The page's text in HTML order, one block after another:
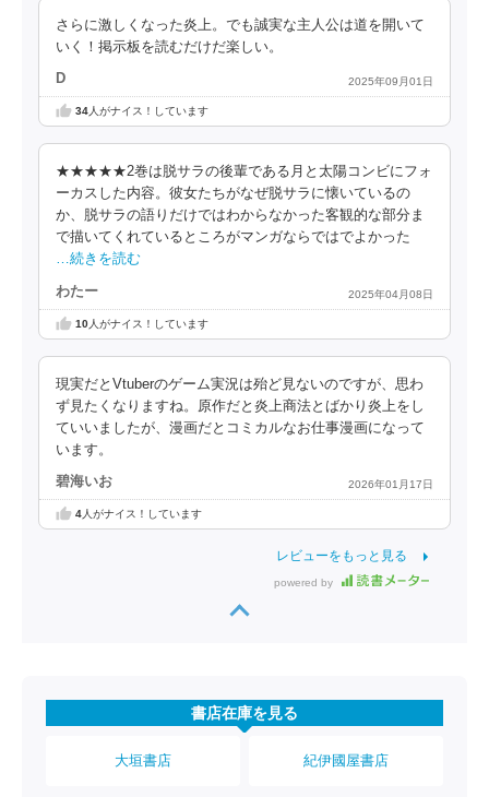
さらに激しくなった炎上。でも誠実な主人公は道を開いて
いく！掲示板を読むだけだ楽しい。
D 2025年09月01日
34人がナイス！しています
★★★★★2巻は脱サラの後輩である月と太陽コンビにフォ
ーカスした内容。彼女たちがなぜ脱サラに懐いているの
か、脱サラの語りだけではわからなかった客観的な部分ま
で描いてくれているところがマンガならではでよかった
…続きを読む
わたー 2025年04月08日
10人がナイス！しています
現実だとVtuberのゲーム実況は殆ど見ないのですが、思わ
ず見たくなりますね。原作だと炎上商法とばかり炎上をし
ていいましたが、漫画だとコミカルなお仕事漫画になって
います。
碧海いお 2026年01月17日
4人がナイス！しています
レビューをもっと見る
powered by
書店在庫を見る
大垣書店 紀伊國屋書店